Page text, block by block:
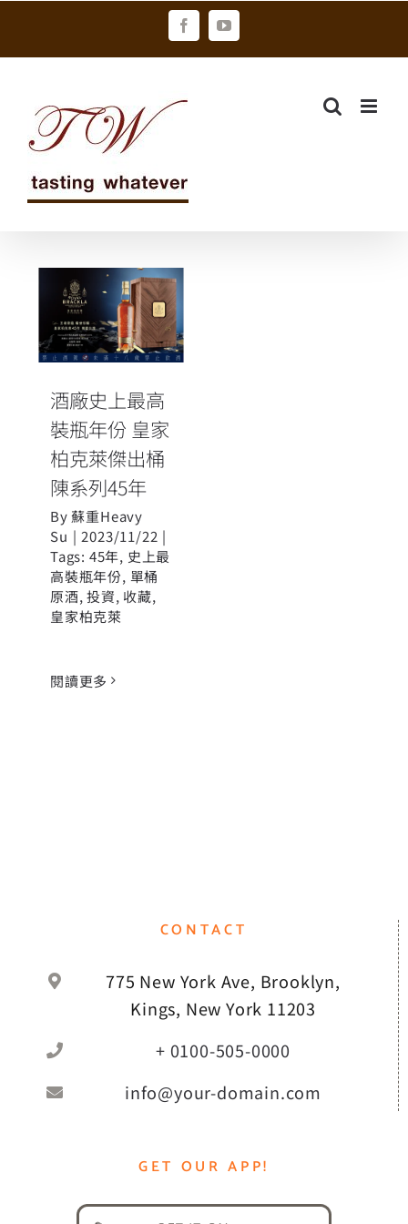
FacebookYouTube
酒廠史上最高
裝瓶年份 皇家
柏克萊傑出桶
酒廠史上最高
裝瓶年份 皇家
柏克萊傑出桶
陳系列45年
By蘇重Heavy
Su | 2023/11/22 |
Tags: 45年, 史上最
高裝瓶年份, 單桶
原酒,投資, 收藏,
皇家柏克萊
閱讀更多
CONTACT
775 New York Ave, Brooklyn,
Kings, New York 11203
+ 0100-505-0000
info@your-domain.com
GET OUR APP!